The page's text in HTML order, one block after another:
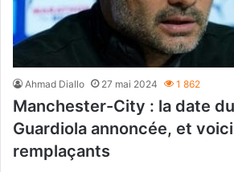
Ahmad Diallo 27 mai 2024 1 862
Manchester-City : la date
Guardiola annoncée, et
remplaçants